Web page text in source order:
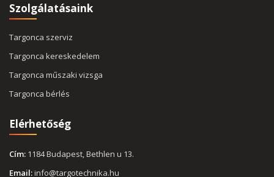
Szolgálatásaink
Targonca szerviz
Targonca kereskedelem
Targonca műszaki vizsga
Targonca bérlés
Elérhetőség
Cím: 1184 Budapest, Bethlen u 13.
Email:info@targotechnika.hu